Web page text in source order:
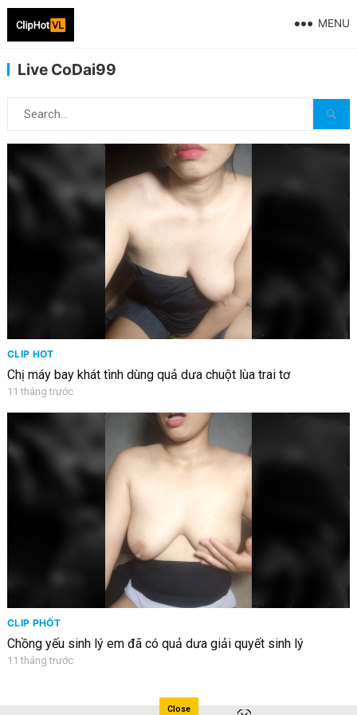
MENU
Live CoDai99
CLIP HOT
Chị máy bay khát tình dùng quả dưa chuột lùa trai tơ
11 tháng trước
CLIP PHỐT
Chồng yếu sinh lý em đã có quả dưa giải quyết sinh lý
11 tháng trước
Close